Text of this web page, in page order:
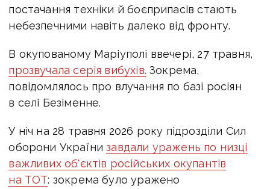
постачання техніки й боєприпасів стають
небезпечними навіть далеко від фронту.
В окупованому Маріуполі ввечері, 27 травня,
прозвучала серія вибухів. Зокрема,
повідомлялось про влучання по базі росіян
в селі Безіменне.
У ніч на 28 травня 2026 року підрозділи Сил
оборони Українизавдали уражень по низці
важливих об'єктів російських окупантів
на ТОТ: зокрема було уражено